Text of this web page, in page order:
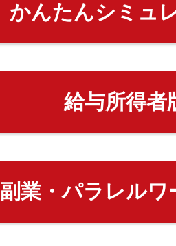
かんたんシミュ
給与所得者
副業・パラレルワ